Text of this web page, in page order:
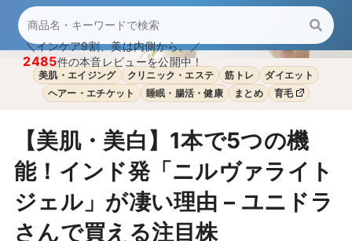
＼インケア9割、美は内側から。／
2485件の本音レビューを公開中！
美肌・エイジング クリニック・エステ 筋トレ
ダイエット
ヘアー・エチケット
睡眠・腸活・健康 まとめ 育毛
【美肌・美白】1本で5つの機
能！インド発「ニルヴァライト
ジェル」が凄い理由 – ユニドラ
さんで買える注目株